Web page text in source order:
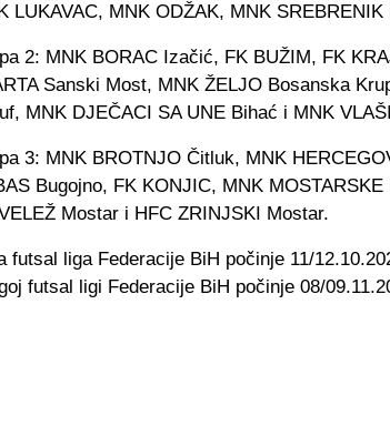
LUKAVAC, MNK ODŽAK, MNK
2: MNK BORAC Izačić, FK BUŽIM, FK
Sanski Most, MNK ŽELJO Bosanska
MNK DJEČACI SA UNE Bihać i MNK
3: MNK BROTNJO Čitluk, MNK
Bugojno, FK KONJIC, MNK
Mostar i HFC ZRINJSKI Mostar.
futsal liga Federacije BiH počinje 11/
futsal ligi Federacije BiH počinje 08/